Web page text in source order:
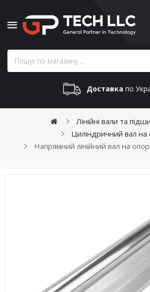
Доставка по
Лінійні вали та
Циліндричний вал на
Напрямний лінійний вал на